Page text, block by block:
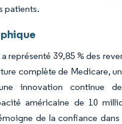
patients.
représenté 39,85 % des
complète de Medicare,
innovation continue
américaine de 10
de la confiance dans